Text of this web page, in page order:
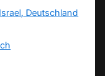
Deutschland